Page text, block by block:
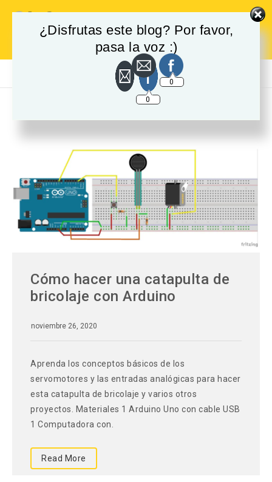
Login
Cómo hacer una catapulta de
bricolaje con Arduino
noviembre 26, 2020
Aprenda los conceptos básicos de los
servomotores y las entradas analógicas para hacer
esta catapulta de bricolaje y varios otros
proyectos. Materiales 1 Arduino Uno con cable USB
1 Computadora con.
Read More
¿Disfrutas este blog? Por favor,
pasa la voz :)
0
0